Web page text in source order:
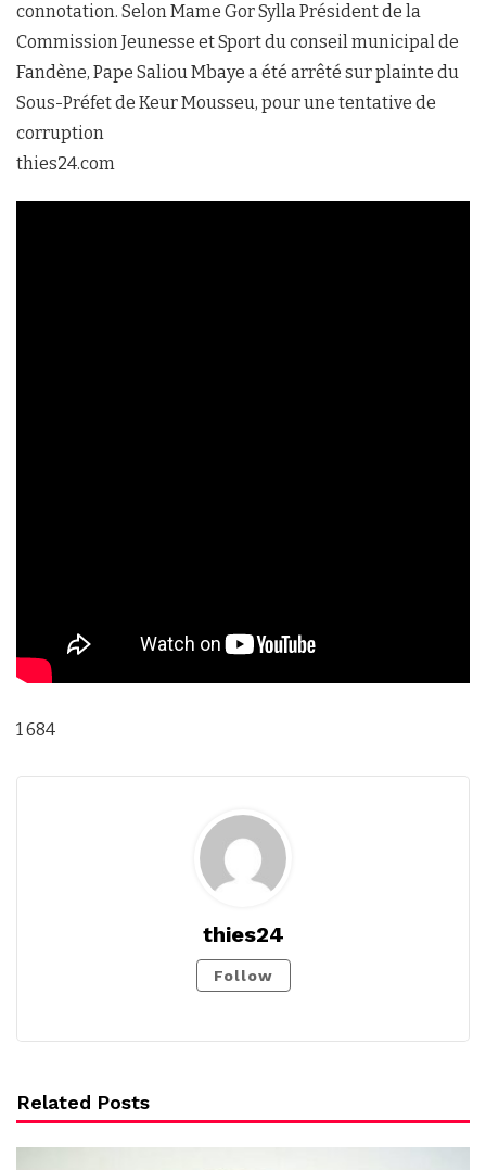
connotation. Selon Mame Gor Sylla Président de la
Commission Jeunesse et Sport du conseil municipal de
Fandène, Pape Saliou Mbaye a été arrêté sur plainte du
Sous-Préfet de Keur Mousseu, pour une tentative de
corruption
thies24.com
1 684
thies24
Follow
Related Posts